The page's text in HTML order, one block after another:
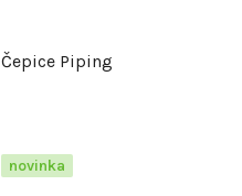
Čepice Piping
novinka